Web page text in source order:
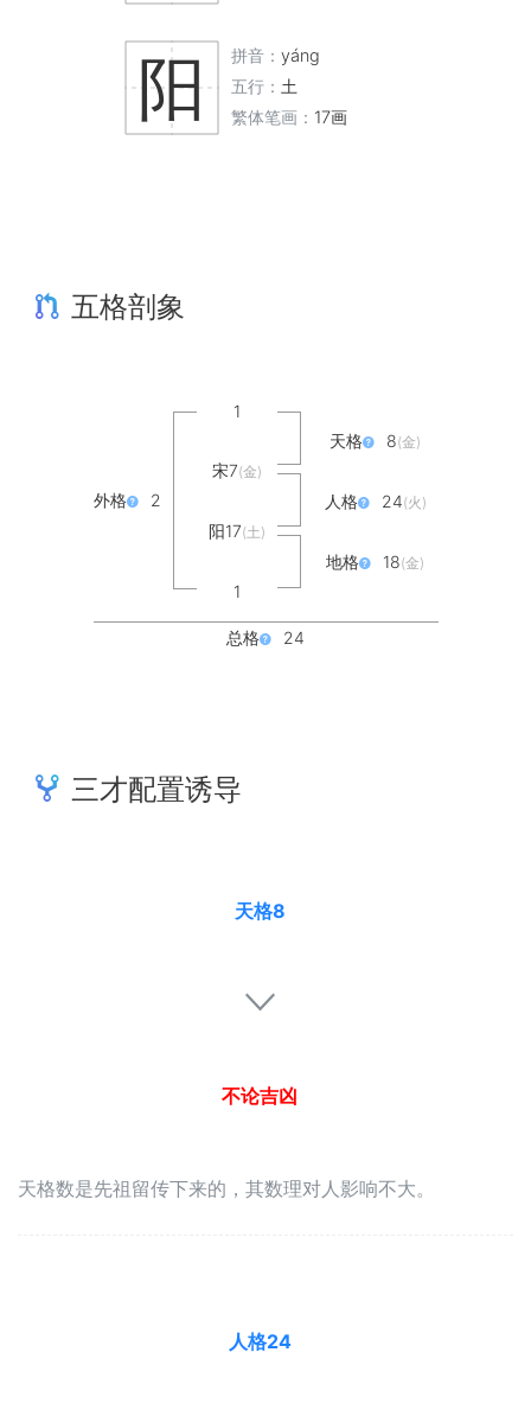
阳 拼音： yáng
五行： 土
繁体笔画： 17画
五格剖象
外格 2
1
宋7(金)
阳17(土)
1
天格 8(金)
人格 24(火)
地格 18(金)
总格 24
三才配置诱导
天格8
不论吉凶
天格数是先祖留传下来的，其数理对人影响不大。
人格24